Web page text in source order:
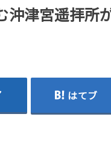
沖津宮遥拝所
はてブ